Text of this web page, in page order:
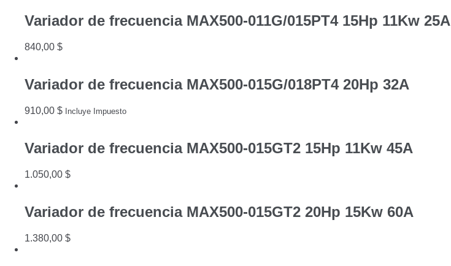
Variador de frecuencia MAX500-011G/015PT4 15Hp 11Kw 25A
840,00 $
Variador de frecuencia MAX500-015G/018PT4 20Hp 32A
910,00 $ Incluye Impuesto
Variador de frecuencia MAX500-015GT2 15Hp 11Kw 45A
1.050,00 $
Variador de frecuencia MAX500-015GT2 20Hp 15Kw 60A
1.380,00 $